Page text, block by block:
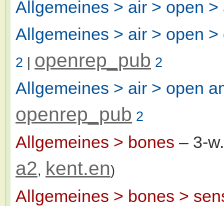
Allgemeines > air > open >
Allgemeines > air > open >
2 | openrep_pub 2
Allgemeines > air > open
openrep_pub 2
Allgemeines > bones – 3-
a2, kent.en)
Allgemeines > bones >